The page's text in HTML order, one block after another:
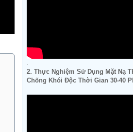
.
2. Thực Nghiệm Sử Dụng Mặt Nạ
Chống Khói Độc Thời Gian 30-40